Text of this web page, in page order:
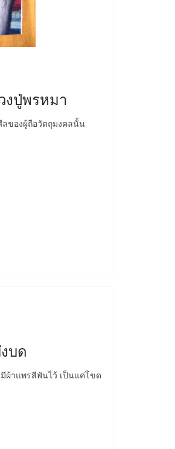
งปู่พรหมา
ของผู้ถือวัตถุมงคลนั้น
บด
ผ้าแพรสีพันไว้ เป็นแค่โขด